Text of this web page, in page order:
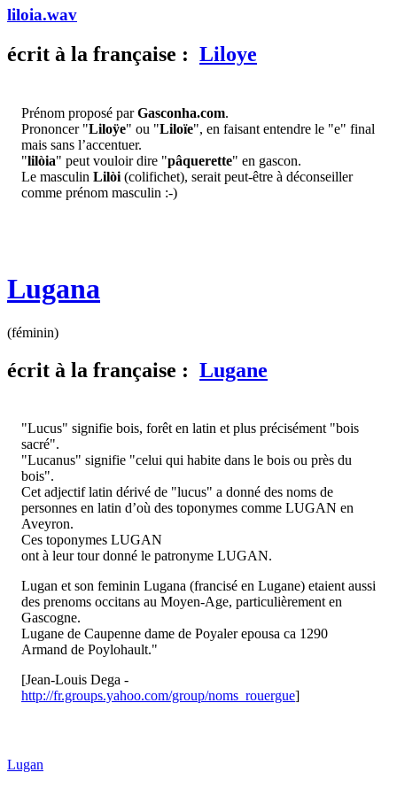
liloia.wav
écrit à la française : Liloye
Prénom proposé parGasconha.com.
Prononcer "Liloÿe" ou "Liloïe", en faisant entendre le "e" final
mais sans l’accentuer.
"lilòia" peut vouloir dire "pâquerette" en gascon.
Le masculin Lilòi (colifichet), serait peut-être à déconseiller
comme prénom masculin :-)
Lugana
(féminin)
écrit à la française : Lugane
"Lucus" signifie bois, forêt en latin et plus précisément "bois
sacré".
"Lucanus" signifie "celui qui habite dans le bois ou près du
bois".
Cet adjectif latin dérivé de "lucus" a donné des noms de
personnes en latin d’où des toponymes comme LUGAN en
Aveyron.
Ces toponymes LUGAN
ont à leur tour donné le patronyme LUGAN.
Lugan et son feminin Lugana (francisé en Lugane) etaient aussi
des prenoms occitans au Moyen-Age, particulièrement en
Gascogne.
Lugane de Caupenne dame de Poyaler epousa ca 1290
Armand de Poylohault."
[Jean-Louis Dega -
http://fr.groups.yahoo.com/group/noms_rouergue]
Lugan